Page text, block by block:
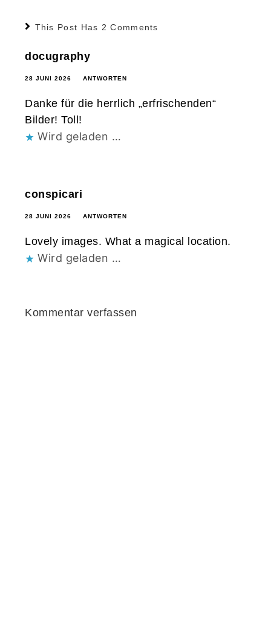
This Post Has 2 Comments
docugraphy
28 JUNI 2026 ANTWORTEN
Danke für die herrlich „erfrischenden“
Bilder! Toll!
Wird geladen …
conspicari
28 JUNI 2026 ANTWORTEN
Lovely images. What a magical location.
Wird geladen …
Kommentar verfassen